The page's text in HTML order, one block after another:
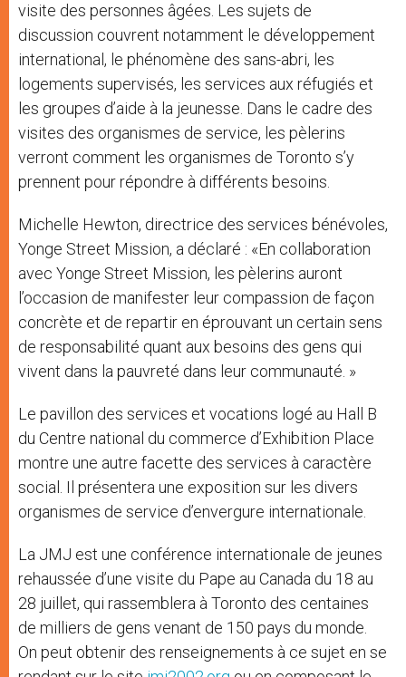
visite des personnes âgées. Les sujets de
discussion couvrent notamment le développement
international, le phénomène des sans-abri, les
logements supervisés, les services aux réfugiés et
les groupes d’aide à la jeunesse. Dans le cadre des
visites des organismes de service, les pèlerins
verront comment les organismes de Toronto s’y
prennent pour répondre à différents besoins.
Michelle Hewton, directrice des services bénévoles,
Yonge Street Mission, a déclaré : «En collaboration
avec Yonge Street Mission, les pèlerins auront
l’occasion de manifester leur compassion de façon
concrète et de repartir en éprouvant un certain sens
de responsabilité quant aux besoins des gens qui
vivent dans la pauvreté dans leur communauté. »
Le pavillon des services et vocations logé au Hall B
du Centre national du commerce d’Exhibition Place
montre une autre facette des services à caractère
social. Il présentera une exposition sur les divers
organismes de service d’envergure internationale.
La JMJ est une conférence internationale de jeunes
rehaussée d’une visite du Pape au Canada du 18 au
28 juillet, qui rassemblera à Toronto des centaines
de milliers de gens venant de 150 pays du monde.
On peut obtenir des renseignements à ce sujet en se